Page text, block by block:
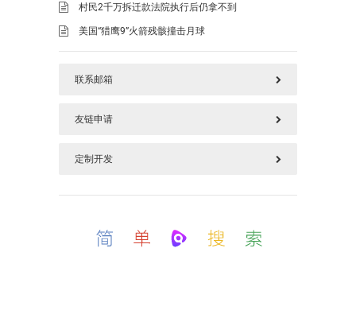
村民2千万拆迁款法院执行后仍拿不到
美国“猎鹰9”火箭残骸撞击月球
联系邮箱
577125669@qq.com
友链申请
请加好本站链接后，把您链接发上面邮箱
定制开发